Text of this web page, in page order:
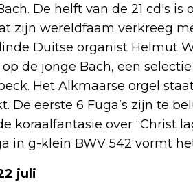
De helft van de 21 cd's is
zijn wereldfaam verkreeg
Duitse organist Helmut
de jonge Bach, een
Het Alkmaarse orgel
De eerste 6 Fuga’s zijn te
koraalfantasie over “Christ
in g-klein BWV 542 vormt
juli